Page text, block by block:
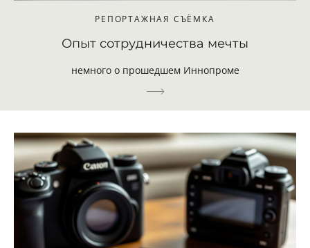
РЕПОРТАЖНАЯ СЪЁМКА
Опыт сотрудничества мечты
немного о прошедшем Иннопроме